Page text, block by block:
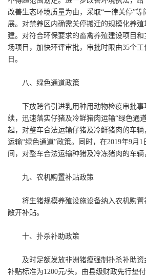
改善生态环境质量为由，采取“一律关停”
展。对禁养区内确需关停搬迁的规模化养
建。对符合环保要求的畜禽养殖建设项目
场项目，加快环评审批，审批时限由35个
日。
八、绿色通道政策
下放跨省引进乳用种用动物检疫审批
续，迅速落实仔猪及冷鲜猪肉运输“绿色通
起，对整车合法运输仔猪及冷鲜猪肉的车
运输“绿色通道”政策。同时，在2019年9月1
间，对整车合法运输种猪及冷冻猪肉的车辆
九、农机购置补贴政策
将生猪规模养殖设施设备纳入农机购置
敞开补贴。
十、扑杀补助政策
及时足额发放非洲猪瘟强制扑杀补助
补贴标准为1200元/头，由县级财政先行垫